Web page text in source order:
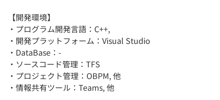
【開発環境】
・プログラム開発言語：C++,
・開発プラットフォーム：Visual Studio
・DataBase：-
・ソースコード管理：TFS
・プロジェクト管理：OBPM, 他
・情報共有ツール：Teams, 他